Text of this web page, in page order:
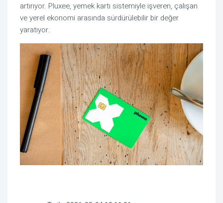
artırıyor. Pluxee, yemek kartı sistemiyle işveren, çalışan
ve yerel ekonomi arasında sürdürülebilir bir değer
yaratıyor.